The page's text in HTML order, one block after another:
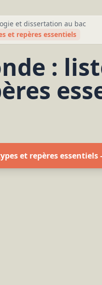
et dissertation au bac
et repères essentiels
:
et repères